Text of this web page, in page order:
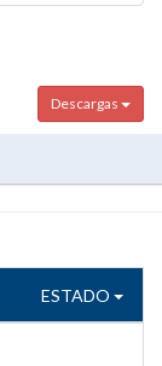
Descargas
ESTADO